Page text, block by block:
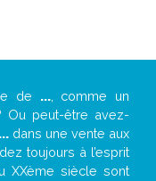
de ..., comme un
Ou peut-être avez-
...dans une vente aux
toujours à l’esprit
XXème siècle sont